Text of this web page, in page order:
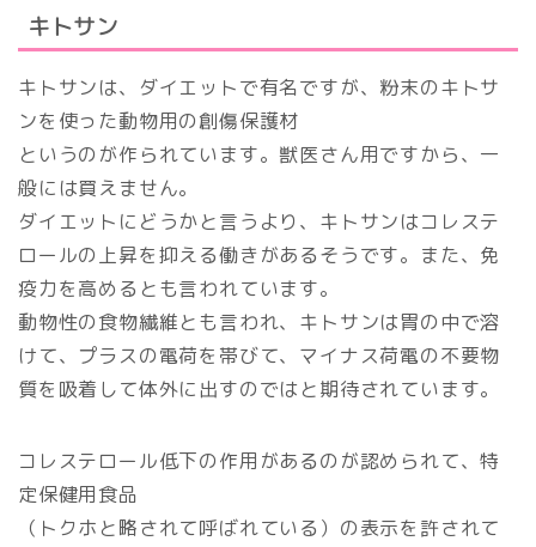
キトサン
キトサンは、ダイエットで有名ですが、粉末のキトサ
ンを使った動物用の創傷保護材
というのが作られています。獣医さん用ですから、一
般には買えません。
ダイエットにどうかと言うより、キトサンはコレステ
ロールの上昇を抑える働きがあるそうです。また、免
疫力を高めるとも言われています。
動物性の食物繊維とも言われ、キトサンは胃の中で溶
けて、プラスの電荷を帯びて、マイナス荷電の不要物
質を吸着して体外に出すのではと期待されています。
コレステロール低下の作用があるのが認められて、特
定保健用食品
（トクホと略されて呼ばれている）の表示を許されて